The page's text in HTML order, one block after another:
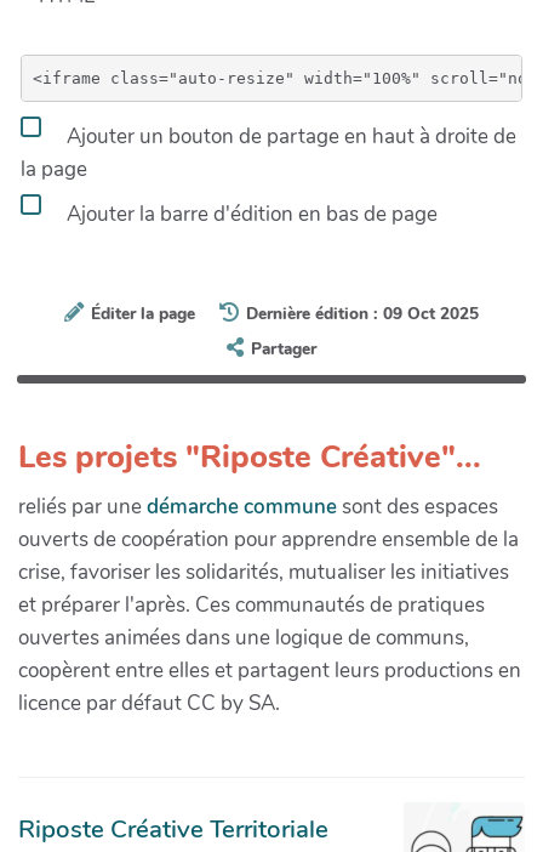
Ajouter un bouton de partage en haut à droite de
la page
Ajouter la barre d'édition en bas de page
Éditer la page
Dernière édition : 09 Oct 2025
Partager